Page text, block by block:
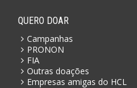
QUERO DOAR
Campanhas
PRONON
FIA
Outras doações
Empresas amigas do HCL